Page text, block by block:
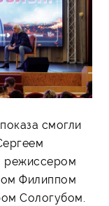
смогли
режиссером
Филиппом
Сологубом.